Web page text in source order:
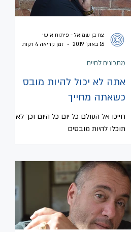
אתה לא יכול להיות מובס
כשאתה מחייך
חייכו אל העולם כל יום כל היום וכך לא
תוכלו להיות מובסים
מתכונים לחיים
צח בן שמואל - פיתוח אישי
16 באוק׳ 2019
זמן קריאה 4 דקות